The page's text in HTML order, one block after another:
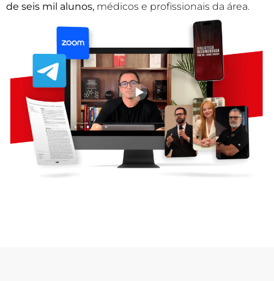
de seis mil alunos, médicos e profissionais da área.